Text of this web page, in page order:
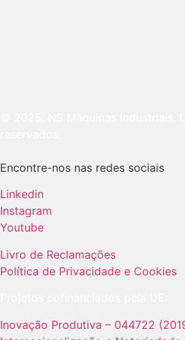
Encontre-nos nas redes sociais
Linkedin
Instagram
Youtube
Livro de Reclamações
Política de Privacidade e Cookies
Inovação Produtiva – 044722